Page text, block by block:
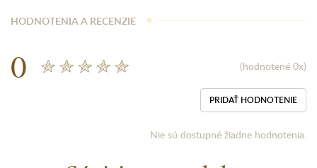
HODNOTENIA A RECENZIE
0 (hodnotené 0x)
PRIDAŤ HODNOTENIE
Nie sú dostupné žiadne hodnotenia.